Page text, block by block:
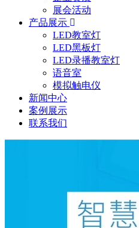
展会活动
产品展示
LED教室灯
LED黑板灯
LED录播教室灯
语音室
模拟触电仪
新闻中心
案例展示
联系我们